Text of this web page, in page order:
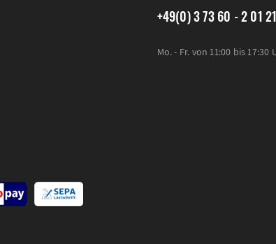
+49(0) 3 73 60 - 2 01 21
Mo. - Fr. von 11:00 bis 17:30